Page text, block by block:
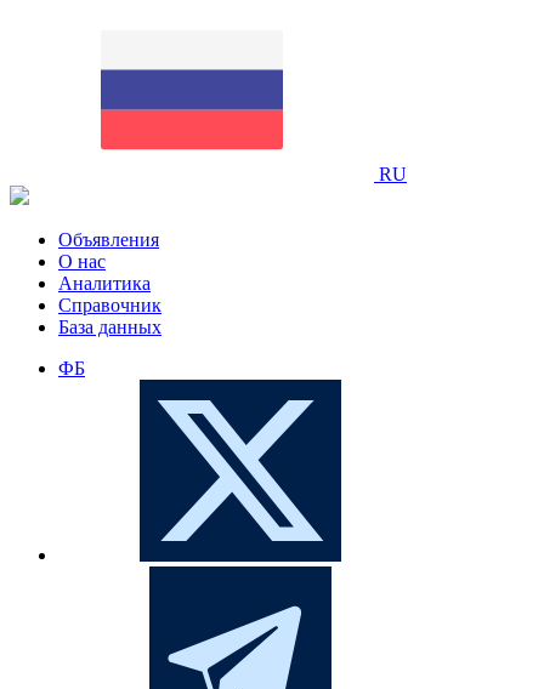
RU
Объявления
О нас
Аналитика
Справочник
База данных
ФБ